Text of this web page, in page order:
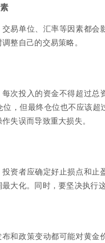
易单位、汇率等因素都
整自己的交易策略。
次投入的资金不得超过
位，但最终仓位也不应该
失误而导致重大损失。
资者应确定好止损点和
大化。同时，要坚决执行
和政策变动都可能对黄